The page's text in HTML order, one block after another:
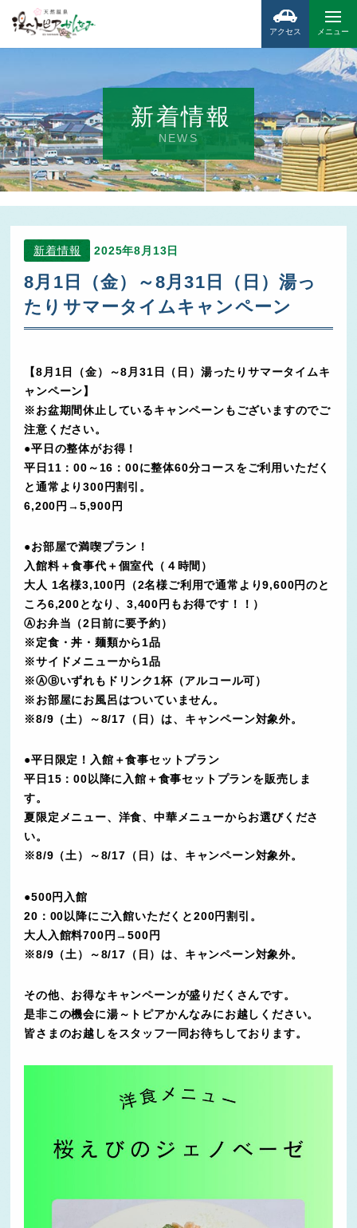
メニュー
アクセス
新着情報
NEWS
新着情報 2025年8月13日
8月1日（金）～8月31日（日）湯っ
たりサマータイムキャンペーン
【8月1日（金）～8月31日（日）湯ったりサマータイムキ
ャンペーン】
※お盆期間休止しているキャンペーンもございますのでご
注意ください。
●平日の整体がお得！
平日11：00～16：00に整体60分コースをご利用いただく
と通常より300円割引。
6,200円→5,900円
●お部屋で満喫プラン！
入館料＋食事代＋個室代（４時間）
大人 1名様3,100円（2名様ご利用で通常より9,600円のと
ころ6,200となり、3,400円もお得です！！）
Ⓐお弁当（2日前に要予約）
※定食・丼・麺類から1品
※サイドメニューから1品
※ⒶⒷいずれもドリンク1杯（アルコール可）
※お部屋にお風呂はついていません。
※8/9（土）～8/17（日）は、キャンペーン対象外。
●平日限定！入館＋食事セットプラン
平日15：00以降に入館＋食事セットプランを販売しま
す。
夏限定メニュー、洋食、中華メニューからお選びくださ
い。
※8/9（土）～8/17（日）は、キャンペーン対象外。
●500円入館
20：00以降にご入館いただくと200円割引。
大人入館料700円→500円
※8/9（土）～8/17（日）は、キャンペーン対象外。
その他、お得なキャンペーンが盛りだくさんです。
是非この機会に湯～トピアかんなみにお越しください。
皆さまのお越しをスタッフ一同お待ちしております。